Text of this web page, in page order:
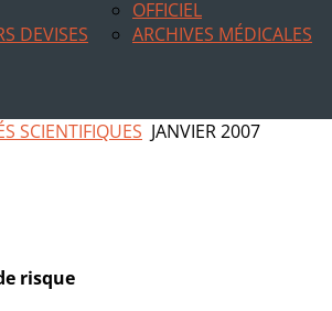
DEVISES
OFFICIEL
ARCHIVES MÉDICALES
SCIENTIFIQUES JANVIER 2007
risque